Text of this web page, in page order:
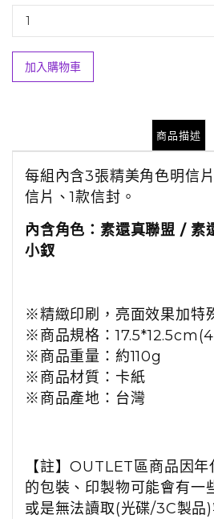
加入購物車
商品描述
每組內含3張精美角色明信
信片、1款信封。
內含角色：素還真聯盟 / 素
小釵
※精緻印刷，亮面效果加特
※商品規格：
※商品重量：約110g
※商品材質：卡紙
※商品產地：台灣
【註】OUTLET區商品因
的包裝、印製物可能會有一
或是無法讀取(光碟/3C製品